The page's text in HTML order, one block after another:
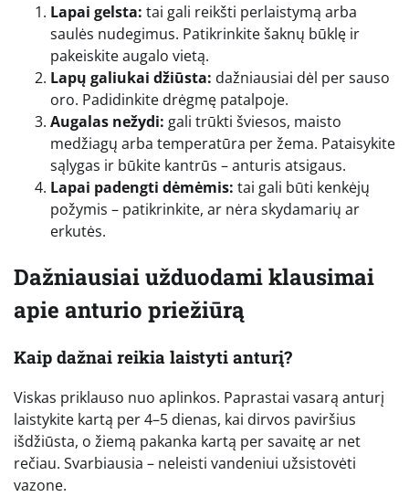
Lapai gelsta: tai gali reikšti perlaistymą arba
saulės nudegimus. Patikrinkite šaknų būklę ir
pakeiskite augalo vietą.
Lapų galiukai džiūsta: dažniausiai dėl per sauso
oro. Padidinkite drėgmę patalpoje.
Augalas nežydi: gali trūkti šviesos, maisto
medžiagų arba temperatūra per žema. Pataisykite
sąlygas ir būkite kantrūs – anturis atsigaus.
Lapai padengti dėmėmis: tai gali būti kenkėjų
požymis – patikrinkite, ar nėra skydamarių ar
erkutės.
Dažniausiai užduodami klausimai
apie anturio priežiūrą
Kaip dažnai reikia laistyti anturį?
Viskas priklauso nuo aplinkos. Paprastai vasarą anturį
laistykite kartą per 4–5 dienas, kai dirvos paviršius
išdžiūsta, o žiemą pakanka kartą per savaitę ar net
rečiau. Svarbiausia – neleisti vandeniui užsistovėti
vazone.